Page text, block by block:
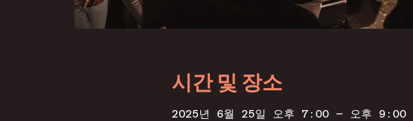
시간 및 장소
2025년 6월 25일 오후 7:00 – 오후 9:00